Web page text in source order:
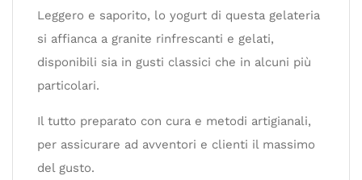
Leggero e saporito, lo yogurt di questa gelateria
si affianca a granite rinfrescanti e gelati,
disponibili sia in gusti classici che in alcuni più
particolari.
Il tutto preparato con cura e metodi artigianali,
per assicurare ad avventori e clienti il massimo
del gusto.